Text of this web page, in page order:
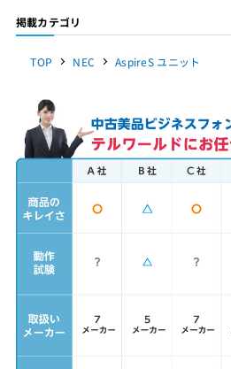
掲載カテゴリ
TOP NEC AspireS ユニット